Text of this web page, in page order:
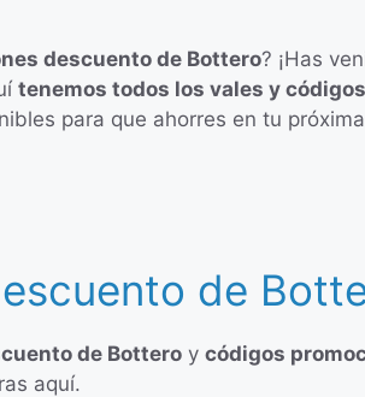
descuento de Bottero? ¡Has
tenemos todos los vales y códigos
para que ahorres en tu próxima
de
de Bottero y códigos
aquí.